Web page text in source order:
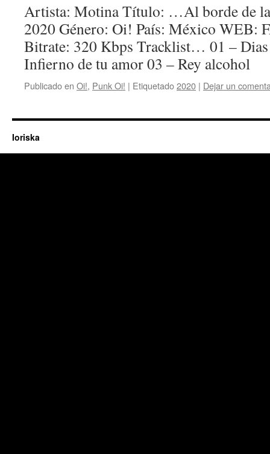
Artista: Motina Título: …Al borde de
2020 Género: Oi! País: México WEB:
Bitrate: 320 Kbps Tracklist… 01 –
Infierno de tu amor 03 – Rey alcohol
Publicado en Oi!, Punk Oi! | Etiquetado2020 | Dejar un
Ioriska